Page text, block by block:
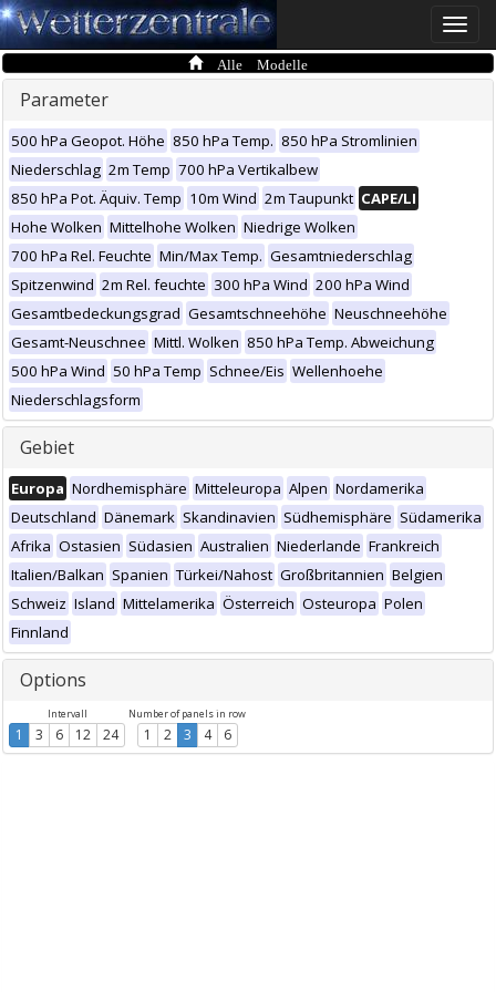
Toggle
Alle Modelle
Parameter
500 hPa Geopot. Höhe 850 hPa Temp. 850 hPa Stromlinien
Niederschlag 2m Temp 700 hPa Vertikalbew
850 hPa Pot. Äquiv. Temp 10m Wind 2m Taupunkt CAPE/LI
Hohe Wolken Mittelhohe Wolken Niedrige Wolken
700 hPa Rel. Feuchte Min/Max Temp. Gesamtniederschlag
Spitzenwind 2m Rel. feuchte 300 hPa Wind 200 hPa Wind
Gesamtbedeckungsgrad Gesamtschneehöhe Neuschneehöhe
Gesamt-Neuschnee Mittl. Wolken 850 hPa Temp. Abweichung
500 hPa Wind 50 hPa Temp Schnee/Eis Wellenhoehe
Niederschlagsform
Gebiet
Europa Nordhemisphäre Mitteleuropa Alpen Nordamerika
Deutschland Dänemark Skandinavien Südhemisphäre Südamerika
Afrika Ostasien Südasien Australien Niederlande Frankreich
Italien/Balkan Spanien Türkei/Nahost Großbritannien Belgien
Schweiz Island Mittelamerika Österreich Osteuropa Polen
Finnland
Options
Intervall
1 3 6 12 24
Number of panels in row
1 2 3 4 6